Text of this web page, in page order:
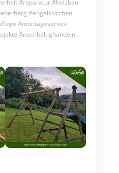
#reparatur #holzbau
#engelskirchen
#montageservice
#nachhaltighandeln